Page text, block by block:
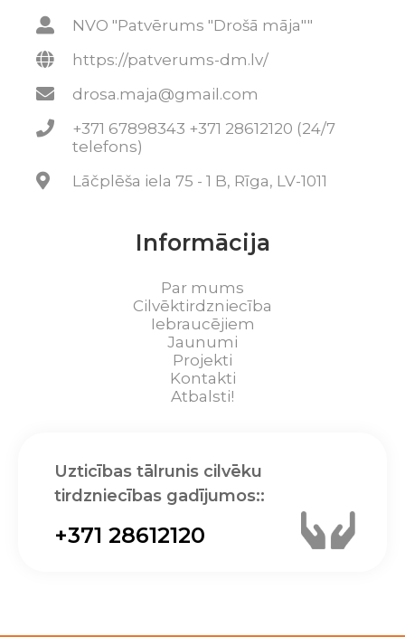
NVO "Patvērums "Drošā māja""
https://patverums-dm.lv/
drosa.maja@gmail.com
+371 67898343 +371 28612120 (24/7
telefons)
Lāčplēša iela 75 - 1 B, Rīga, LV-1011
Informācija
Par mums
Cilvēktirdzniecība
Iebraucējiem
Jaunumi
Projekti
Kontakti
Atbalsti!
Uzticības tālrunis cilvēku
tirdzniecības gadījumos::
+371 28612120